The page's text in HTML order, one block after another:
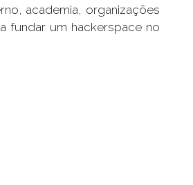
academia, organizações
fundar um hackerspace no